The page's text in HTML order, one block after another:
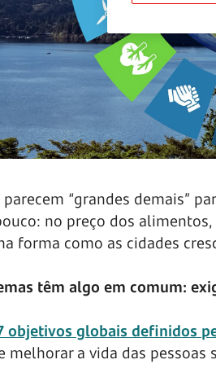
“grandes demais”
no preço dos
forma como as cidades
têm algo em comum:
objetivos globais definidos
melhorar a vida das